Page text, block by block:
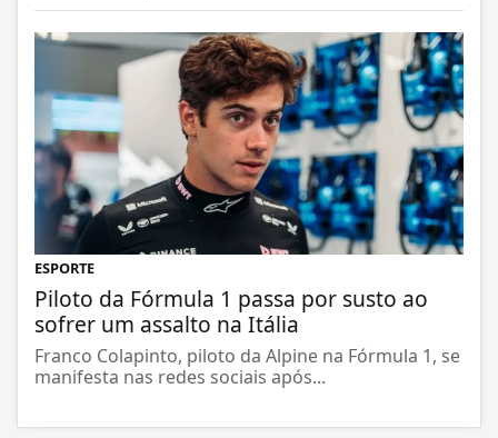
ESPORTE
Piloto da Fórmula 1 passa por susto ao
sofrer um assalto na Itália
Franco Colapinto, piloto da Alpine na Fórmula 1, se
manifesta nas redes sociais após...